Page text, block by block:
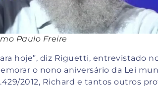
Paulo Freire
hoje”, diz Riguetti, entrevistado
o nono aniversário da Lei
2012, Richard e tantos outros